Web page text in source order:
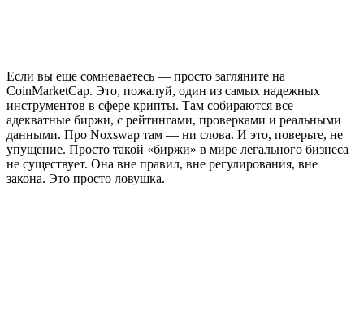
Если вы еще сомневаетесь — просто загляните на
CoinMarketCap. Это, пожалуй, один из самых надежных
инструментов в сфере крипты. Там собираются все
адекватные биржи, с рейтингами, проверками и реальными
данными. Про Noxswap там — ни слова. И это, поверьте, не
упущение. Просто такой «биржи» в мире легального бизнеса
не существует. Она вне правил, вне регулирования, вне
закона. Это просто ловушка.